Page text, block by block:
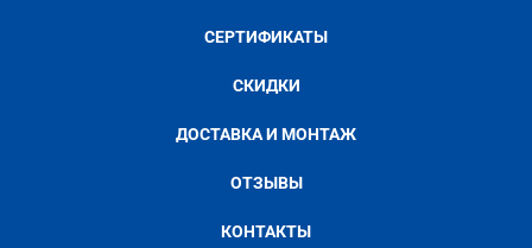
СЕРТИФИКАТЫ
СКИДКИ
ДОСТАВКА И МОНТАЖ
ОТЗЫВЫ
КОНТАКТЫ